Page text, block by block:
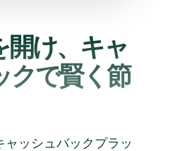
開け、キャ
クで賢く節
ッシュバックプラッ